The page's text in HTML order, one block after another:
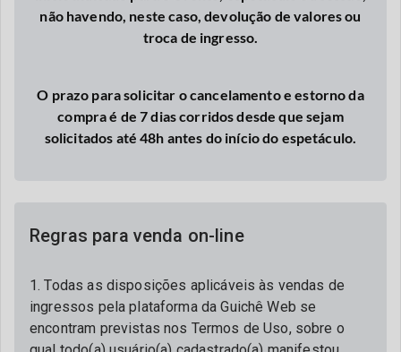
não havendo, neste caso, devolução de valores ou
troca de ingresso.
O prazo para solicitar o cancelamento e estorno da
compra é de 7 dias corridos desde que sejam
solicitados até 48h antes do início do espetáculo.
Regras para venda on-line
1. Todas as disposições aplicáveis às vendas de
ingressos pela plataforma da Guichê Web se
encontram previstas nos Termos de Uso, sobre o